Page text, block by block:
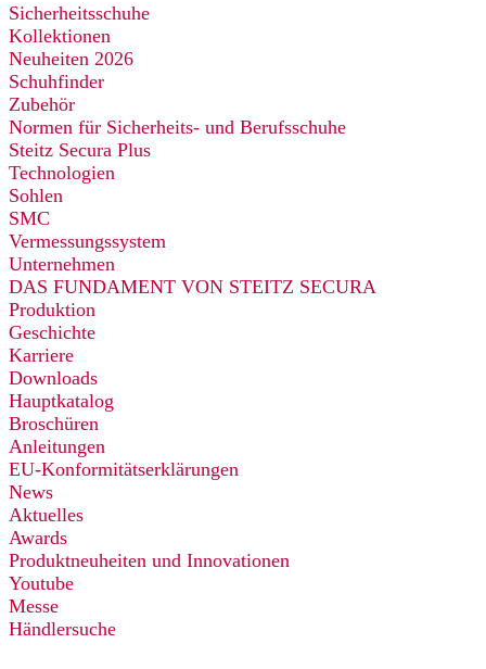
Sicherheitsschuhe
Kollektionen
Neuheiten 2026
Schuhfinder
Zubehör
Normen für Sicherheits- und Berufsschuhe
Steitz Secura Plus
Technologien
Sohlen
SMC
Vermessungssystem
Unternehmen
DAS FUNDAMENT VON STEITZ SECURA
Produktion
Geschichte
Karriere
Downloads
Hauptkatalog
Broschüren
Anleitungen
EU-Konformitätserklärungen
News
Aktuelles
Awards
Produktneuheiten und Innovationen
Youtube
Messe
Händlersuche